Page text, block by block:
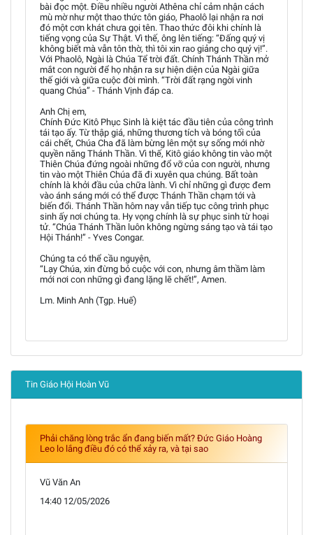
bài đọc một. Điều nhiều người Athêna chỉ cảm nhận cách
mù mờ như một thao thức tôn giáo, Phaolô lại nhận ra nơi
đó một cơn khát chưa gọi tên. Thao thức đôi khi chính là
tiếng vọng của Sự Thật. Vì thế, ông lên tiếng: “Đấng quý vị
không biết mà vẫn tôn thờ, thì tôi xin rao giảng cho quý vị!”.
Với Phaolô, Ngài là Chúa Tể trời đất. Chính Thánh Thần mở
mắt con người để họ nhận ra sự hiện diện của Ngài giữa
thế giới và giữa cuộc đời mình. “Trời đất rạng ngời vinh
quang Chúa” - Thánh Vịnh đáp ca.
Anh Chị em,
Chính Đức Kitô Phục Sinh là kiệt tác đầu tiên của công trình
tái tạo ấy. Từ thập giá, những thương tích và bóng tối của
cái chết, Chúa Cha đã làm bừng lên một sự sống mới nhờ
quyền năng Thánh Thần. Vì thế, Kitô giáo không tin vào một
Thiên Chúa đứng ngoài những đổ vỡ của con người, nhưng
tin vào một Thiên Chúa đã đi xuyên qua chúng. Bất toàn
chính là khởi đầu của chữa lành. Vì chỉ những gì được đem
vào ánh sáng mới có thể được Thánh Thần chạm tới và
biến đổi. Thánh Thần hôm nay vẫn tiếp tục công trình phục
sinh ấy nơi chúng ta. Hy vọng chính là sự phục sinh từ hoại
tử. “Chúa Thánh Thần luôn không ngừng sáng tạo và tái tạo
Hội Thánh!” - Yves Congar.
Chúng ta có thể cầu nguyện,
“Lạy Chúa, xin đừng bỏ cuộc với con, nhưng âm thầm làm
mới nơi con những gì đang lặng lẽ chết!”, Amen.
Lm. Minh Anh (Tgp. Huế)
Tin Giáo Hội Hoàn Vũ
Phải chăng lòng trắc ẩn đang biến mất? Đức Giáo Hoàng
Leo lo lắng điều đó có thể xảy ra, và tại sao
Vũ Văn An
14:40 12/05/2026